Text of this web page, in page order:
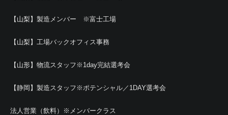
【山梨】製造メンバー ※富士工場
【山梨】工場バックオフィス事務
【山形】物流スタッフ※1day完結選考会
【静岡】製造スタッフ※ポテンシャル／1DAY選考会
法人営業（飲料）※メンバークラス